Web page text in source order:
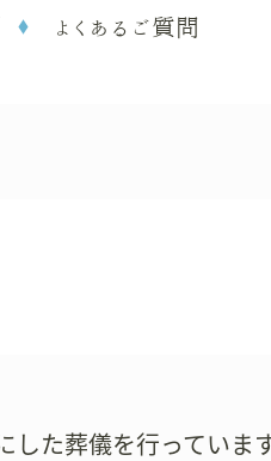
よくあるご質問
た葬儀を行っていま